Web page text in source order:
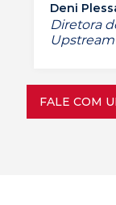
Deni
Diretora
Upstream
FALE COM